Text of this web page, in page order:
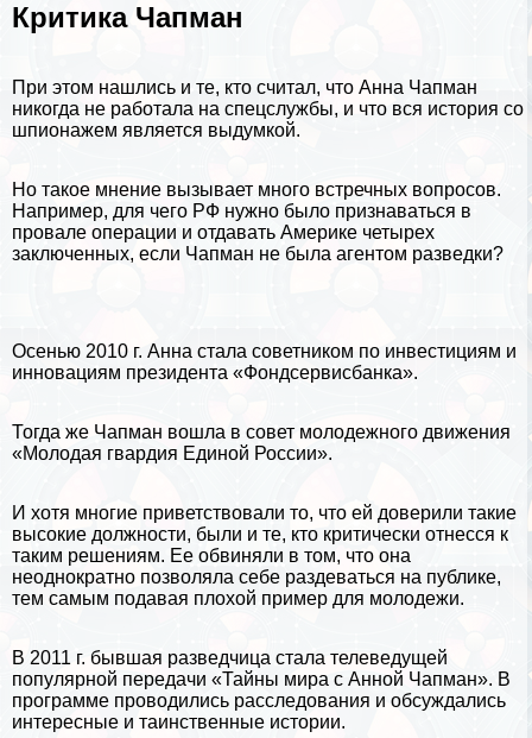
Критика Чапман
При этом нашлись и те, кто считал, что Анна Чапман
никогда не работала на спецслужбы, и что вся история со
шпионажем является выдумкой.
Но такое мнение вызывает много встречных вопросов.
Например, для чего РФ нужно было признаваться в
провале операции и отдавать Америке четырех
заключенных, если Чапман не была агентом разведки?
Осенью 2010 г. Анна стала советником по инвестициям и
инновациям президента «Фондсервисбанка».
Тогда же Чапман вошла в совет молодежного движения
«Молодая гвардия Единой России».
И хотя многие приветствовали то, что ей доверили такие
высокие должности, были и те, кто критически отнесся к
таким решениям. Ее обвиняли в том, что она
неоднократно позволяла себе раздеваться на публике,
тем самым подавая плохой пример для молодежи.
В 2011 г. бывшая разведчица стала телеведущей
популярной передачи «Тайны мира с Анной Чапман». В
программе проводились расследования и обсуждались
интересные и таинственные истории.